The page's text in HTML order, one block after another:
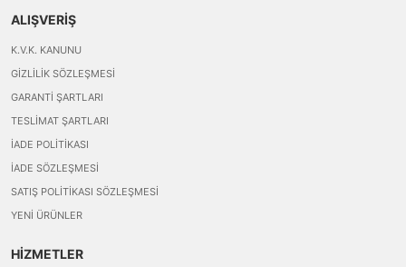
ALIŞVERİŞ
K.V.K. KANUNU
GIZLILIK SÖZLEŞMESI
GARANTI ŞARTLARI
TESLIMAT ŞARTLARI
İADE POLITIKASI
İADE SÖZLEŞMESI
SATIŞ POLITIKASI SÖZLEŞMESI
YENI ÜRÜNLER
HİZMETLER